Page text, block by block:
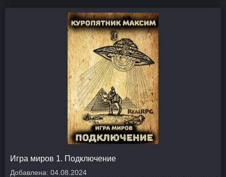
Игра миров 1. Подключение
Добавлена: 04.08.2024